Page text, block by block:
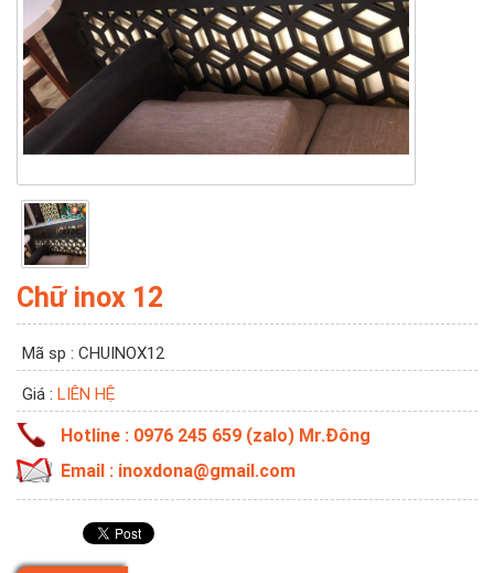
Chữ inox 12
Mã sp : CHUINOX12
Giá : LIÊN HỆ
Hotline : 0976 245 659 (zalo) Mr.Đông
Email : inoxdona@gmail.com